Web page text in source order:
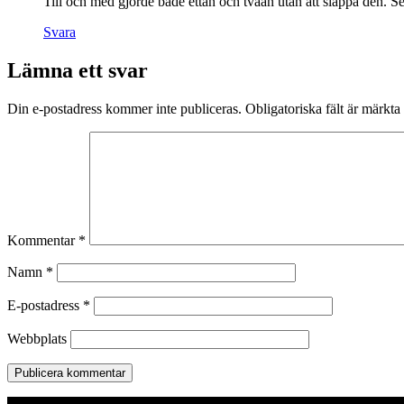
Svara
Lämna ett svar
Din e-postadress kommer inte publiceras. Obligatoriska fält är märkta
Kommentar *
Namn *
E-postadress *
Webbplats